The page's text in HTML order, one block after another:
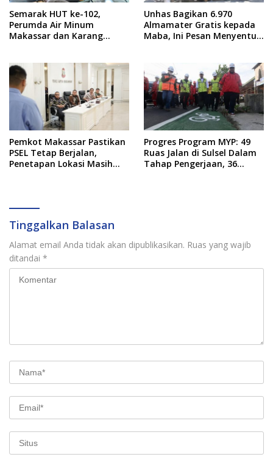
Semarak HUT ke-102,
Perumda Air Minum
Makassar dan Karang
Unhas Bagikan 6.970
Almamater Gratis kepada
Maba, Ini Pesan Menyentuh
Pemkot Makassar Pastikan
PSEL Tetap Berjalan,
Penetapan Lokasi Masih
Progres Program MYP: 49
Ruas Jalan di Sulsel Dalam
Tahap Pengerjaan, 36
Tinggalkan Balasan
Alamat email Anda tidak akan dipublikasikan. Ruas yang wajib
ditandai *